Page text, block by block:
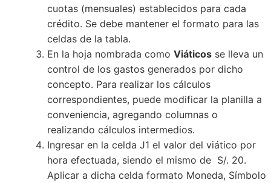
cuotas (mensuales) establecidos para cada
crédito. Se debe mantener el formato para las
celdas de la tabla.
En la hoja nombrada como Viáticos se lleva un
control de los gastos generados por dicho
concepto. Para realizar los cálculos
correspondientes, puede modificar la planilla a
conveniencia, agregando columnas o
realizando cálculos intermedios.
Ingresar en la celda J1 el valor del viático por
hora efectuada, siendo el mismo de S/. 20.
Aplicar a dicha celda formato Moneda, Símbolo